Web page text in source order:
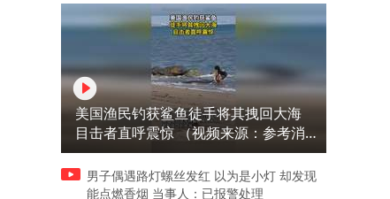
美国渔民钓获鲨鱼徒手将其拽回大海
目击者直呼震惊 （视频来源：参考消
息）
男子偶遇路灯螺丝发红 以为是小灯 却发现
能点燃香烟 当事人：已报警处理